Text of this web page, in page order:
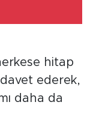
hitap
ederek,
daha da